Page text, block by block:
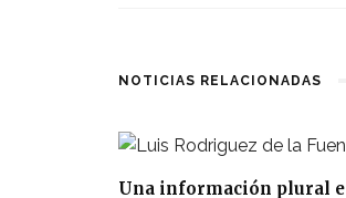
NOTICIAS RELACIONADAS
Una información plural e